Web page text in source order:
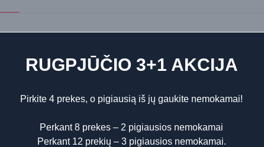
Chiara Firenze produktas, pasižymintis elegantišku
RUGPJŪČIO 3+1 AKCIJA
Pirkite 4 prekes, o pigiausią iš jų gaukite nemokamai!
Perkant 8 prekes – 2 pigiausios nemokamai
Perkant 12 prekių – 3 pigiausios nemokamai.